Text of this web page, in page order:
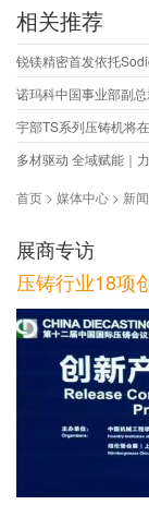
相关推荐
锐镁精密首发依托
诺玛科中国事业部副
宇部TS系列压铸机将
多材驱动 全域赋能｜
首页 > 媒体中心 > 新
展商专访
压铸行业18项